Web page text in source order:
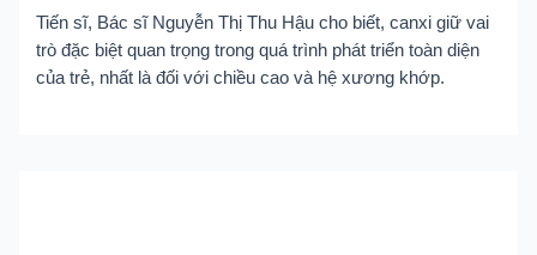
Tiến sĩ, Bác sĩ Nguyễn Thị Thu Hậu cho biết, canxi giữ vai
trò đặc biệt quan trọng trong quá trình phát triển toàn diện
của trẻ, nhất là đối với chiều cao và hệ xương khớp.